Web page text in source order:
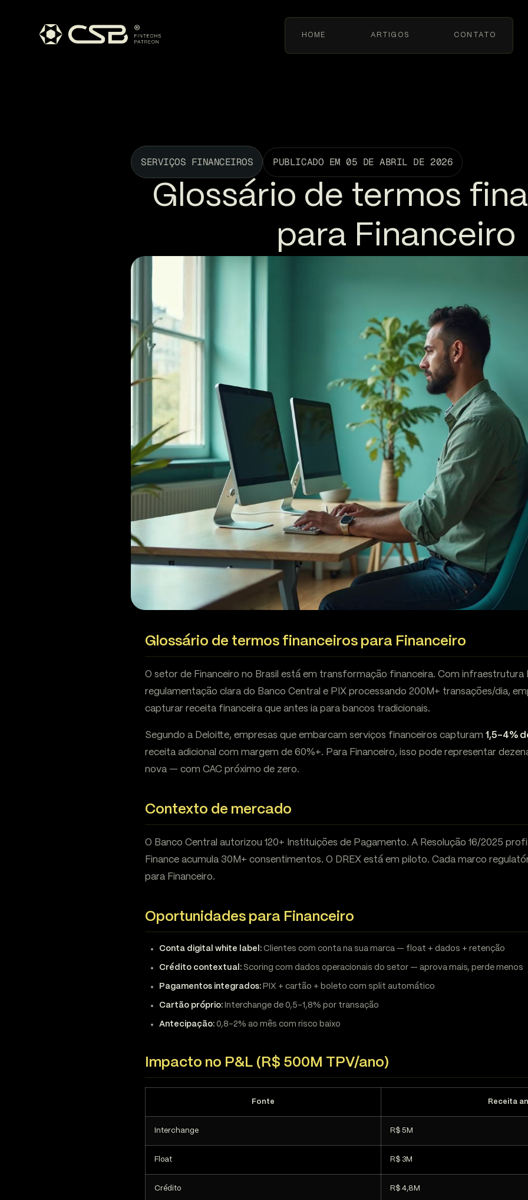
HOME ARTIGOS CONTATO
SERVIÇOS FINANCEIROS PUBLICADO EM 05 DE ABRIL DE 2026
Glossário de termos
para Financeiro
Glossário de termos financeiros para Financeiro
O setor de Financeiro no Brasil está em transformação financeira. Com infraestrutura
regulamentação clara do Banco Central e PIX processando 200M+ transações/dia,
capturar receita financeira que antes ia para bancos tradicionais.
Segundo a Deloitte, empresas que embarcam serviços financeiros capturam 1,5-4%
receita adicional com margem de 60%+. Para Financeiro, isso pode representar
nova — com CAC próximo de zero.
Contexto de mercado
O Banco Central autorizou 120+ Instituições de Pagamento. A Resolução 16/2025
Finance acumula 30M+ consentimentos. O DREX está em piloto. Cada marco
para Financeiro.
Oportunidades para Financeiro
Conta digital white label: Clientes com conta na sua marca — float + dados + retenção
Crédito contextual: Scoring com dados operacionais do setor — aprova mais, perde menos
Pagamentos integrados: PIX + cartão + boleto com split automático
Cartão próprio: Interchange de 0,5-1,8% por transação
Antecipação: 0,8-2% ao mês com risco baixo
Impacto no P&L (R$ 500M TPV/ano)
Fonte Receita
Interchange R$ 5M
Float R$ 3M
Crédito R$ 4,8M